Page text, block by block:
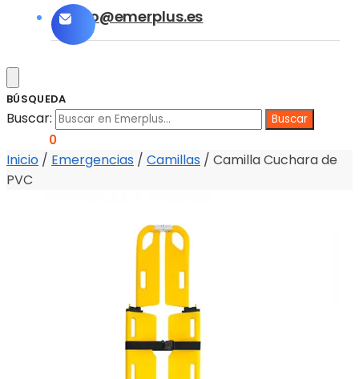
info@emerplus.es
BÚSQUEDA
Buscar:
0
Inicio / Emergencias / Camillas / Camilla Cuchara de
PVC